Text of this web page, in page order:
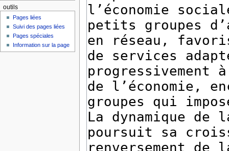
outils
Pages liées
Suivi des pages liées
Pages spéciales
Information sur la page